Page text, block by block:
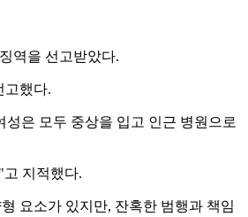
역을 선고받았다.
고했다.
은 모두 중상을 입고 인근 병원으로
지적했다.
요소가 있지만, 잔혹한 범행과 책임